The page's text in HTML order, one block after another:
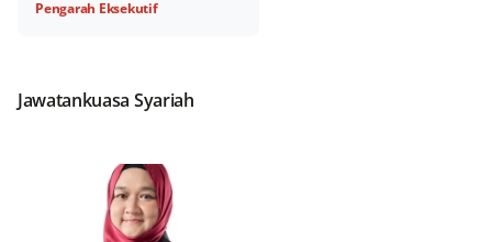
Pengarah Eksekutif
Jawatankuasa Syariah